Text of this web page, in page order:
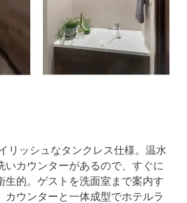
リッシュなタンクレス仕様。温水
いカウンターがあるので、すぐに
生的。ゲストを洗面室まで案内す
カウンターと一体成型でホテルラ